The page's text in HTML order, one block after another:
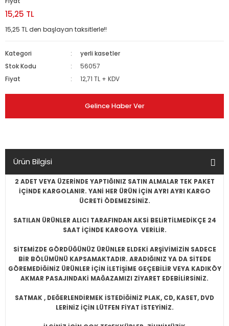
15,25 TL
15,25 TL den başlayan taksitlerle!!
Kategori
yerli kasetler
Stok Kodu
56057
Fiyat
12,71 TL + KDV
Gelince Haber Ver
Ürün Bilgisi
2 ADET VEYA ÜZERİNDE YAPTIĞINIZ SATIN ALMALAR TEK PAKET
İÇİNDE KARGOLANIR. YANİ HER ÜRÜN İÇİN AYRI AYRI KARGO
ÜCRETİ ÖDEMEZSİNİZ.
SATILAN ÜRÜNLER ALICI TARAFINDAN AKSİ BELİRTİLMEDİKÇE 24
SAAT İÇİNDE KARGOYA VERİLİR.
SİTEMİZDE GÖRDÜĞÜNÜZ ÜRÜNLER ELDEKİ ARŞİVİMİZİN SADECE
BİR BÖLÜMÜNÜ KAPSAMAKTADIR. ARADIĞINIZ YA DA SİTEDE
GÖREMEDİĞİNİZ ÜRÜNLER İÇİN İLETİŞİME GEÇEBİLİR VEYA KADIKÖY
AKMAR PASAJINDAKİ MAĞAZAMIZI ZİYARET EDEBİLİRSİNİZ.
SATMAK , DEĞERLENDİRMEK İSTEDİĞİNİZ PLAK, CD, KASET, DVD
LERİNİZ İÇİN LÜTFEN FİYAT İSTEYİNİZ.